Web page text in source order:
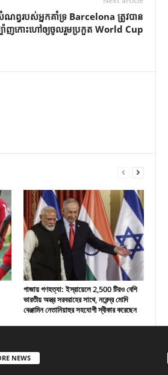
ណព្វ​របស់​អ្នក​គាំទ្រ Barcelona ត្រូវ​បាន​
ាញ​កោះ​ហៅ​ឲ្យ​ចូល​រួម​ប្រកួត World Cup
গাজায় গণহত্যা: ইস্রায়েলে 2,500 টিরও বেশি
ভারতীয় অস্ত্র সরবরাহের সাথে, নরেন্দ্র মোদি
বেঞ্জামিন নেতানিয়াহুর সহযোগী স্বীকার করেছেন
NEWS